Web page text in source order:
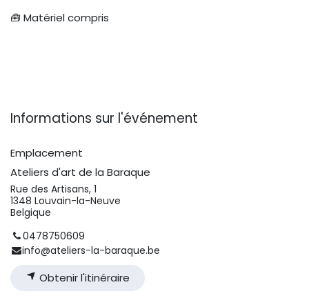
🧰 Matériel compris
Informations sur l'événement
Emplacement
Ateliers d'art de la Baraque
Rue des Artisans, 1
1348 Louvain-la-Neuve
Belgique
0478750609
info@ateliers-la-baraque.be
Obtenir l'itinéraire